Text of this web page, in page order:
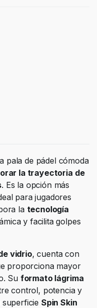
pala de pádel cómoda
la trayectoria de
. Es la opción más
para jugadores
la tecnología
y facilita golpes
vidrio, cuenta con
proporciona mayor
Su formato lágrima
control, potencia y
superficie Spin Skin